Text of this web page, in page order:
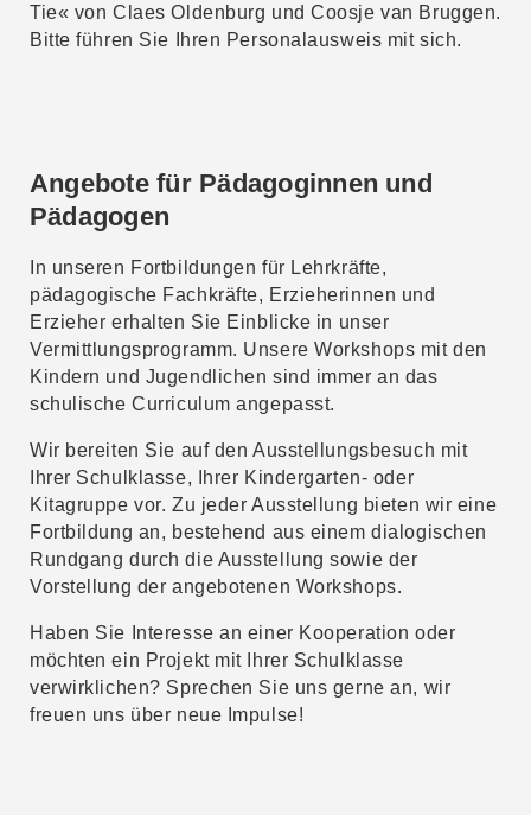
Tie« von Claes Oldenburg und Coosje van Bruggen.
Bitte führen Sie Ihren Personalausweis mit sich.
Angebote für Pädagoginnen und
Pädagogen
In unseren Fortbildungen für Lehrkräfte,
pädagogische Fachkräfte, Erzieherinnen und
Erzieher erhalten Sie Einblicke in unser
Vermittlungsprogramm. Unsere Workshops mit den
Kindern und Jugendlichen sind immer an das
schulische Curriculum angepasst.
Wir bereiten Sie auf den Ausstellungsbesuch mit
Ihrer Schulklasse, Ihrer Kindergarten- oder
Kitagruppe vor. Zu jeder Ausstellung bieten wir eine
Fortbildung an, bestehend aus einem dialogischen
Rundgang durch die Ausstellung sowie der
Vorstellung der angebotenen Workshops.
Haben Sie Interesse an einer Kooperation oder
möchten ein Projekt mit Ihrer Schulklasse
verwirklichen? Sprechen Sie uns gerne an, wir
freuen uns über neue Impulse!